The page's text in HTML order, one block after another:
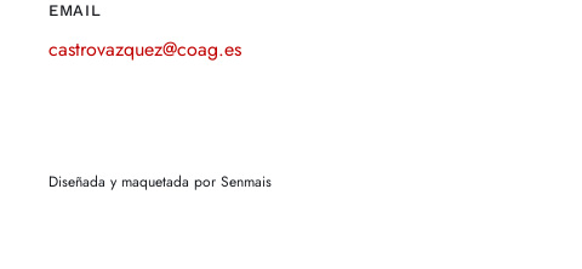
EMAIL
castrovazquez@coag.es
Diseñada y maquetada por Senmais